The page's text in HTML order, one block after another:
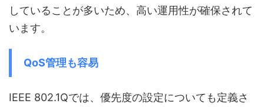
していることが多いため、高い運用性が確保されて
います。
QoS管理も容易
IEEE 802.1Qでは、優先度の設定についても定義さ